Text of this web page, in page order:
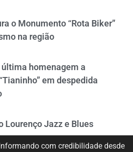
o Monumento “Rota Biker”
na região
homenagem a
em despedida
Lourenço Jazz e Blues
com credibilidade desde